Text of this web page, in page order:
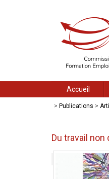
Accueil
> Publications >
Du travail